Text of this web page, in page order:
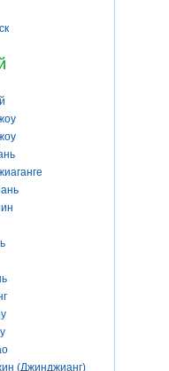
(Джинджианг)